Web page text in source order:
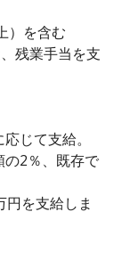
）を含む
残業手当を支
じて支給。
の2％、既存で
を支給しま